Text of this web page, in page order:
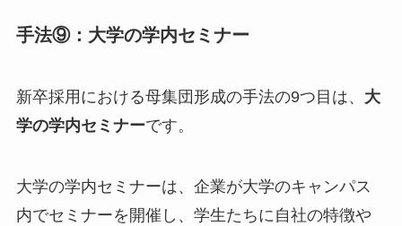
手法⑨：大学の学内セミナー
新卒採用における母集団形成の手法の9つ目は、 大
学の学内セミナーです。
大学の学内セミナーは、企業が大学のキャンパス
内でセミナーを開催し、学生たちに自社の特徴や